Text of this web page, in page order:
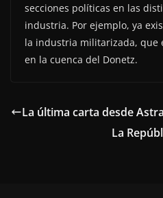
secciones políticas en las
industria. Por ejemplo, ya
la industria militarizada, que
en la cuenca del Donetz.
La última carta desde
La